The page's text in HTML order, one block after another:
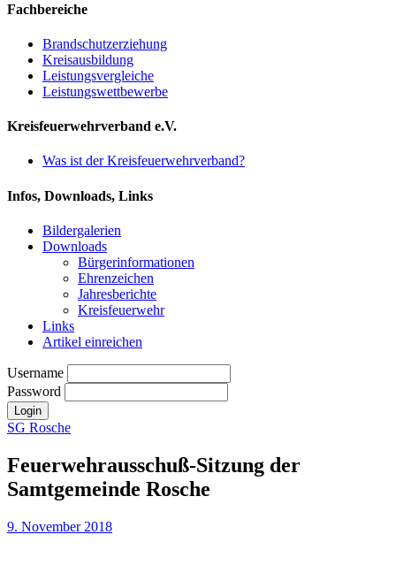
Fachbereiche
Brandschutzerziehung
Kreisausbildung
Leistungsvergleiche
Leistungswettbewerbe
Kreisfeuerwehrverband e.V.
Was ist der Kreisfeuerwehrverband?
Infos, Downloads, Links
Bildergalerien
Downloads
Bürgerinformationen
Ehrenzeichen
Jahresberichte
Kreisfeuerwehr
Links
Artikel einreichen
Username
Password
SG Rosche
Feuerwehrausschuß-Sitzung der
Samtgemeinde Rosche
9. November 2018